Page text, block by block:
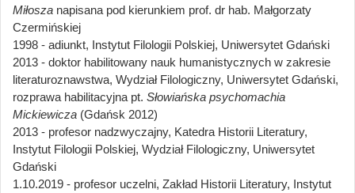
Miłosza napisana pod kierunkiem prof. dr hab. Małgorzaty
Czermińskiej
1998 - adiunkt, Instytut Filologii Polskiej, Uniwersytet Gdański
2013 - doktor habilitowany nauk humanistycznych w zakresie
literaturoznawstwa, Wydział Filologiczny, Uniwersytet Gdański,
rozprawa habilitacyjna pt. Słowiańska psychomachia
Mickiewicza (Gdańsk 2012)
2013 - profesor nadzwyczajny, Katedra Historii Literatury,
Instytut Filologii Polskiej, Wydział Filologiczny, Uniwersytet
Gdański
1.10.2019 - profesor uczelni, Zakład Historii Literatury, Instytut